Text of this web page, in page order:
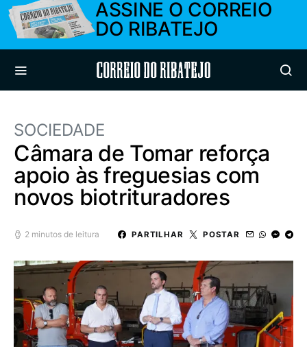
ASSINE O CORREIO
DO RIBATEJO
Correio do Ribatejo
SOCIEDADE
Câmara de Tomar reforça
apoio às freguesias com
novos biotrituradores
2 minutos de leitura PARTILHAR POSTAR